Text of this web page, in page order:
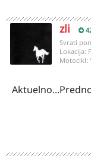
zli
Svrati
Lokacija:
Motocikl: